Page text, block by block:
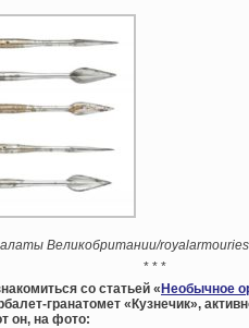
Великобритании/
* * *
со статьей «Необычное
гранатомет «Кузнечик»,
он, на фото: